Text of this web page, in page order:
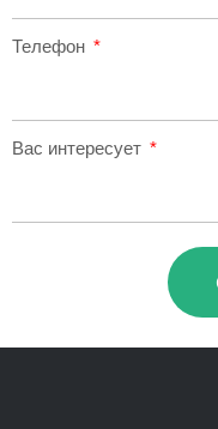
Телефон
Вас интересует